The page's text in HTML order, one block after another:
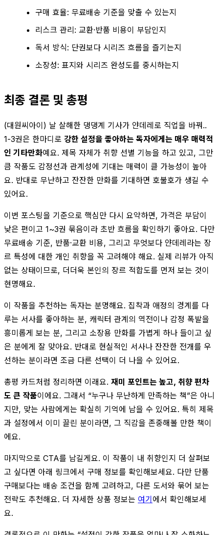
구매 효율: 무료배송 기준을 맞출 수 있는지
리스크 관리: 교환·반품 비용이 부담인지
독서 방식: 단권보다 시리즈 흐름을 즐기는지
소장성: 표지와 시리즈 완성도를 중시하는지
최종 결론 및 총평
(대원씨아이) 날 살해한 댕댕계 기사가 얀데레로 직업을 바꿔..
1-3권은 한마디로 강한 설정을 좋아하는 독자에게는 매우 매력적
인 기타만화예요. 제목 자체가 취향 선별 기능을 하고 있고, 그만
큼 작품도 감정선과 관계성에 기대는 매력이 클 가능성이 높아
요. 반대로 무난하고 잔잔한 만화를 기대하면 호불호가 생길 수
있어요.
이번 포스팅을 기준으로 핵심만 다시 요약하면, 가격은 부담이
낮은 편이고 1~3권 묶음이라 초반 흐름을 확인하기 좋아요. 다만
무료배송 기준, 반품·교환 비용, 그리고 무엇보다 얀데레라는 장
르 특성에 대한 개인 취향을 꼭 고려해야 해요. 실제 리뷰가 아직
없는 상태이므로, 더더욱 본인의 장르 적합도를 먼저 보는 것이
현명해요.
이 작품을 추천하는 독자는 분명해요. 집착과 애정의 경계를 다
루는 서사를 좋아하는 분, 캐릭터 관계의 역전이나 감정 폭발을
흥미롭게 보는 분, 그리고 소장용 만화를 가볍게 하나 들이고 싶
은 분에게 잘 맞아요. 반대로 현실적인 서사나 잔잔한 전개를 우
선하는 분이라면 조금 다른 선택이 더 나을 수 있어요.
총평 카드처럼 정리하면 이래요. 재미 포인트는 높고, 취향 편차
도 큰 작품이에요. 그래서 “누구나 무난하게 만족하는 책”은 아니
지만, 맞는 사람에게는 확실히 기억에 남을 수 있어요. 특히 제목
과 설정에서 이미 끌린 분이라면, 그 직감을 존중해볼 만한 책이
에요.
마지막으로 CTA를 남길게요. 이 작품이 내 취향인지 더 살펴보
고 싶다면 아래 링크에서 구매 정보를 확인해보세요. 다만 단품
구매보다는 배송 조건을 함께 고려하고, 다른 도서와 묶어 보는
전략도 추천해요. 더 자세한 상품 정보는 여기에서 확인해보세
요.